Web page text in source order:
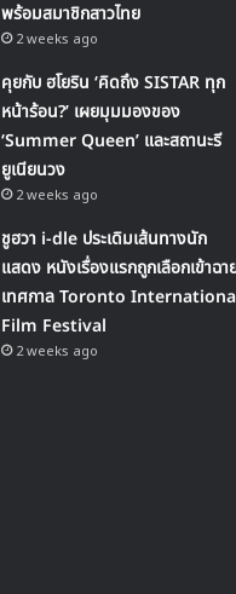
พร้อมสมาชิกสาวไทย
2 weeks ago
คุยกับ ฮโยริน ‘คิดถึง SISTAR ทุก
หน้าร้อน?’ เผยมุมมองของ
‘Summer Queen’ และสถานะรี
ยูเนียนวง
2 weeks ago
ชูฮวา i-dle ประเดิมเส้นทางนัก
แสดง หนังเรื่องแรกถูกเลือกเข้าฉา
เทศกาล Toronto
Film Festival
2 weeks ago